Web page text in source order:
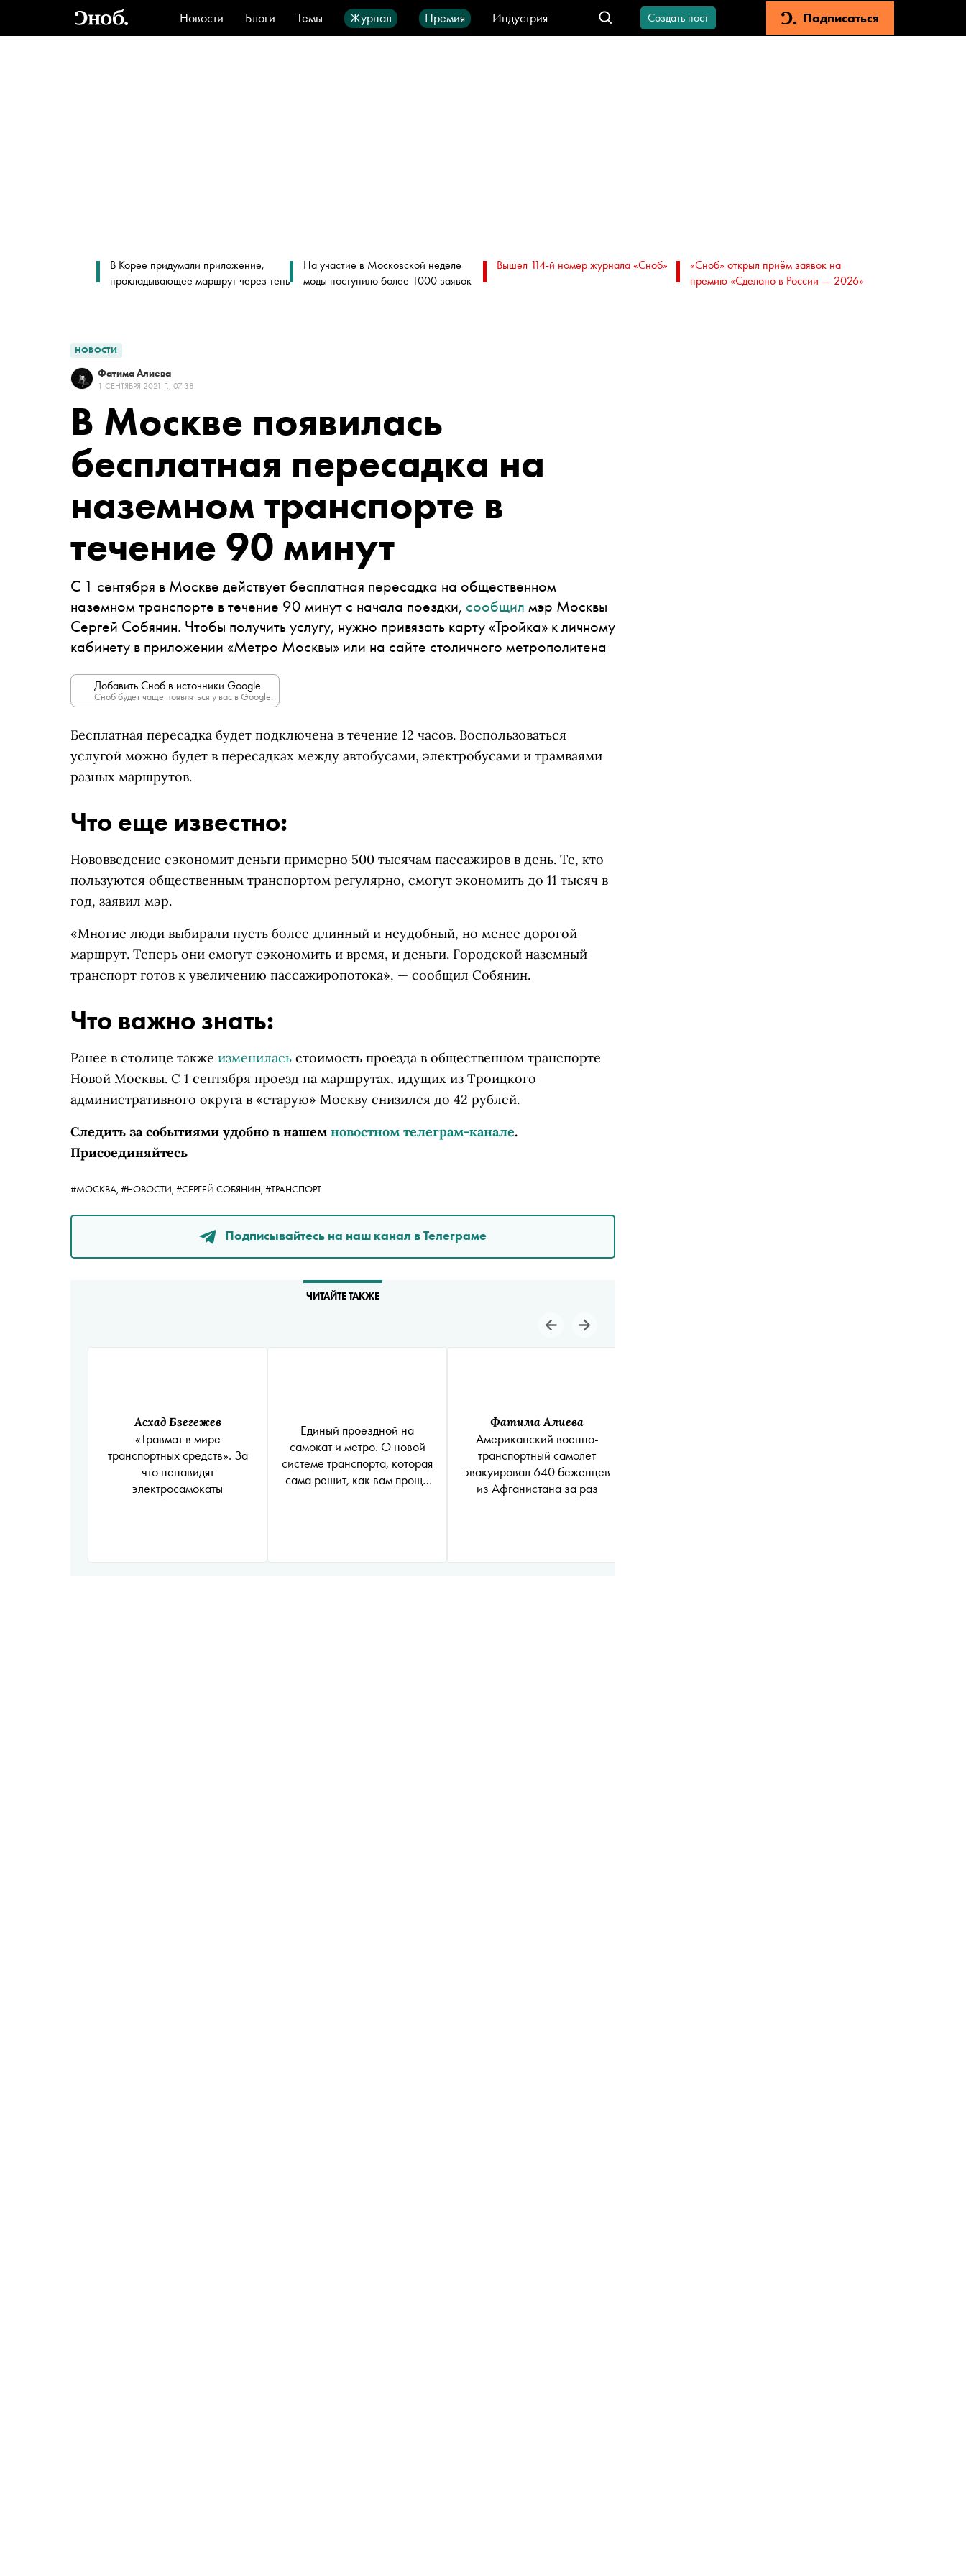
Новости Блоги Темы Журнал Премия
Индустрия
Стиль
Видео Город IT-продукты
Создать пост Подписаться
В Корее придумали приложение,
прокладывающее маршрут через тень
На участие в Московской неделе
моды поступило более 1000 заявок
Вышел 114-й номер журнала «Сноб»
«Сноб» открыл приём заявок на
премию «Сделано в России — 2026»
НОВОСТИ
Фатима Алиева
1 СЕНТЯБРЯ 2021 Г., 07:38
В Москве появилась
бесплатная пересадка на
наземном транспорте в
течение 90 минут
С 1 сентября в Москве действует бесплатная пересадка на общественном
наземном транспорте в течение 90 минут с начала поездки, сообщил мэр Москвы
Сергей Собянин. Чтобы получить услугу, нужно привязать карту «Тройка» к личному
кабинету в приложении «Метро Москвы» или на сайте столичного метрополитена
Добавить Сноб в источники Google
Сноб будет чаще появляться у вас в Google.
Бесплатная пересадка будет подключена в течение 12 часов. Воспользоваться
услугой можно будет в пересадках между автобусами, электробусами и трамваями
разных маршрутов.
Что еще известно:
Нововведение сэкономит деньги примерно 500 тысячам пассажиров в день. Те, кто
пользуются общественным транспортом регулярно, смогут экономить до 11 тысяч в
год, заявил мэр.
«Многие люди выбирали пусть более длинный и неудобный, но менее дорогой
маршрут. Теперь они смогут сэкономить и время, и деньги. Городской наземный
транспорт готов к увеличению пассажиропотока», — сообщил Собянин.
Что важно знать:
Ранее в столице также изменилась стоимость проезда в общественном транспорте
Новой Москвы. С 1 сентября проезд на маршрутах, идущих из Троицкого
административного округа в «старую» Москву снизился до 42 рублей.
Следить за событиями удобно в нашем новостном телеграм-канале.
Присоединяйтесь
#МОСКВА, #НОВОСТИ, #СЕРГЕЙ СОБЯНИН, #ТРАНСПОРТ
Подписывайтесь на наш канал в Телеграме
ЧИТАЙТЕ ТАКЖЕ
Асхад Бзегежев
«‎Травмат в мире
транспортных средств». ‎За
что ненавидят
электросамокаты
Единый проездной на
самокат и метро. О новой
системе транспорта, которая
сама решит, как вам проще
Фатима Алиева
Американский военно-
транспортный самолет
эвакуировал 640 беженцев
из Афганистана за раз